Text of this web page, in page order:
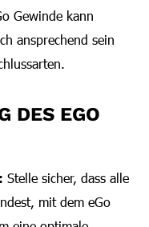
Gewinde kann
ansprechend sein
DES EGO
Stelle sicher, dass alle
mit dem eGo